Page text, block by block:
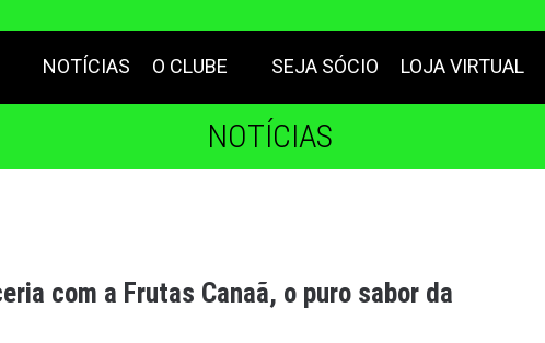
NOTÍCIAS O CLUBE SEJA SÓCIO LOJA VIRTUAL
NOTÍCIAS
com a Frutas Canaã, o puro sabor da